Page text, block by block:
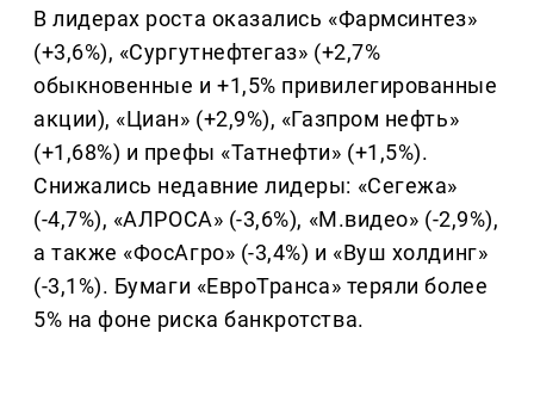
В лидерах роста оказались «Фармсинтез»
(+3,6%), «Сургутнефтегаз» (+2,7%
обыкновенные и +1,5% привилегированные
акции), «Циан» (+2,9%), «Газпром нефть»
(+1,68%) и префы «Татнефти» (+1,5%).
Снижались недавние лидеры: «Сегежа»
(-4,7%), «АЛРОСА» (-3,6%), «М.видео» (-2,9%),
а также «ФосАгро» (-3,4%) и «Вуш холдинг»
(-3,1%). Бумаги «ЕвроТранса» теряли более
5% на фоне риска банкротства.